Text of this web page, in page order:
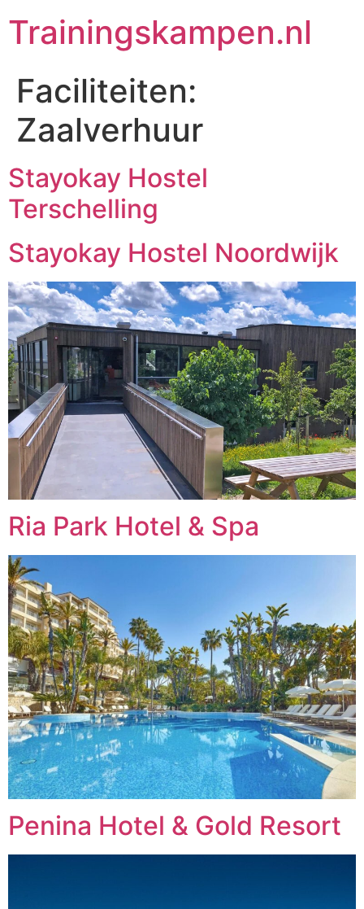
Trainingskampen.nl
Faciliteiten:
Zaalverhuur
Stayokay Hostel
Terschelling
Stayokay Hostel Noordwijk
Ria Park Hotel & Spa
Penina Hotel & Gold Resort